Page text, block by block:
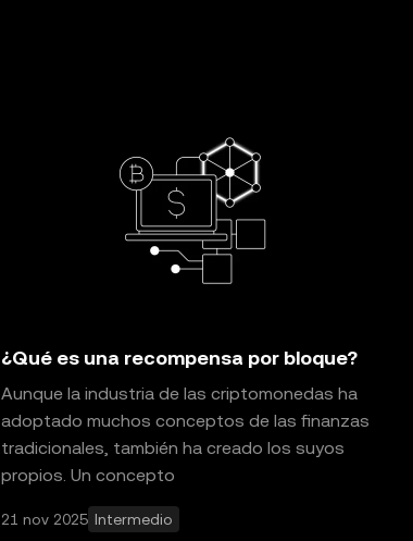
¿Qué es una recompensa por bloque?
Aunque la industria de las criptomonedas ha
adoptado muchos conceptos de las finanzas
tradicionales, también ha creado los suyos
propios. Un concepto
21 nov 2025 Intermedio